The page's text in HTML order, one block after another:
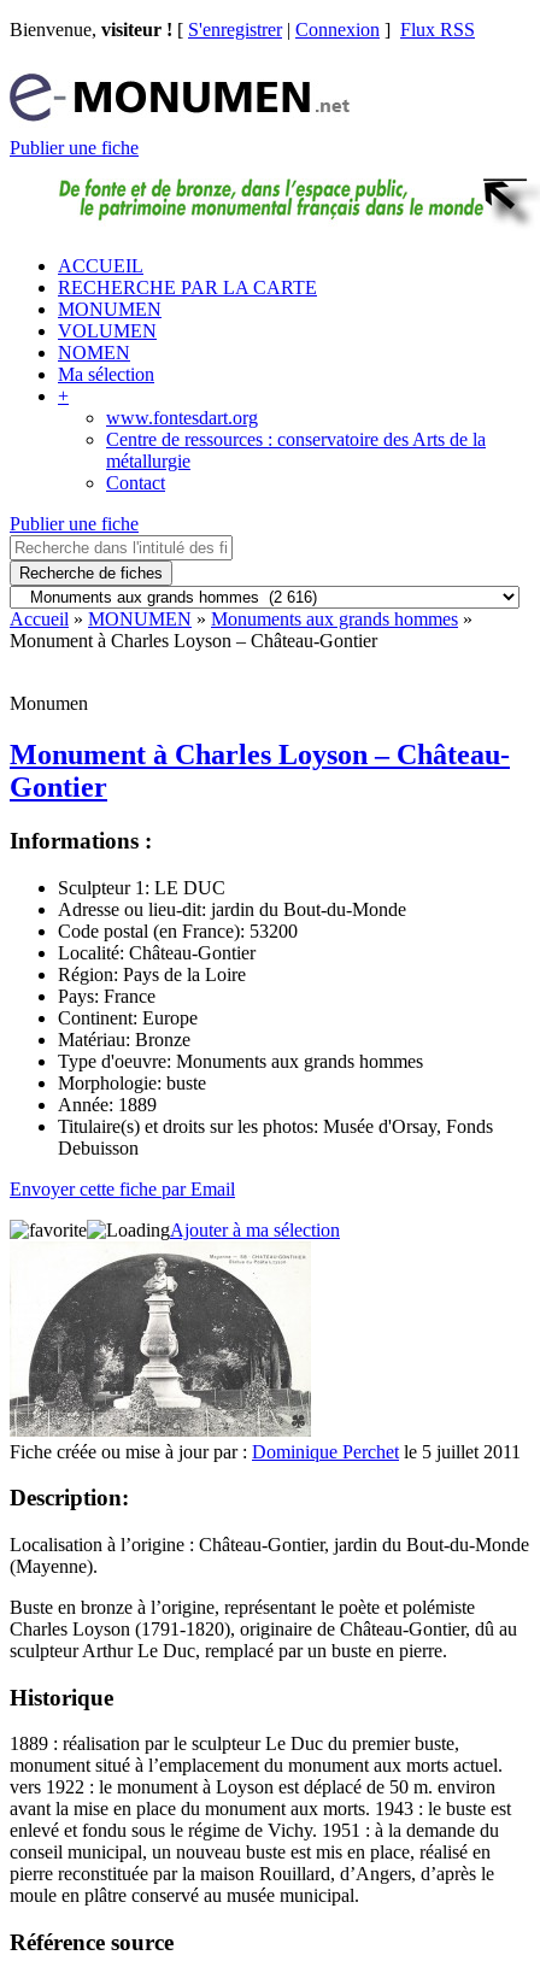
Bienvenue, visiteur ! [ S'enregistrer| Connexion ] Flux RSS
Publier une fiche
ACCUEIL
RECHERCHE PAR LA CARTE
MONUMEN
VOLUMEN
NOMEN
Ma sélection
+
www.fontesdart.org
Centre de ressources : conservatoire des Arts de la
métallurgie
Contact
Publier une fiche
Recherche de fiches
Accueil » MONUMEN » Monuments aux grands hommes »
Monument à Charles Loyson – Château-Gontier
Monumen
Monument à Charles Loyson – Château-
Gontier
Informations :
Sculpteur 1: LE DUC
Adresse ou lieu-dit: jardin du Bout-du-Monde
Code postal (en France): 53200
Localité: Château-Gontier
Région: Pays de la Loire
Pays: France
Continent: Europe
Matériau: Bronze
Type d'oeuvre: Monuments aux grands hommes
Morphologie: buste
Année: 1889
Titulaire(s) et droits sur les photos: Musée d'Orsay, Fonds
Debuisson
Envoyer cette fiche par Email
Ajouter à ma sélection
Fiche créée ou mise à jour par : Dominique Perchet le 5 juillet 2011
Description:
Localisation à l’origine : Château-Gontier, jardin du Bout-du-Monde
(Mayenne).
Buste en bronze à l’origine, représentant le poète et polémiste
Charles Loyson (1791-1820), originaire de Château-Gontier, dû au
sculpteur Arthur Le Duc, remplacé par un buste en pierre.
Historique
1889 : réalisation par le sculpteur Le Duc du premier buste,
monument situé à l’emplacement du monument aux morts actuel.
vers 1922 : le monument à Loyson est déplacé de 50 m. environ
avant la mise en place du monument aux morts. 1943 : le buste est
enlevé et fondu sous le régime de Vichy. 1951 : à la demande du
conseil municipal, un nouveau buste est mis en place, réalisé en
pierre reconstituée par la maison Rouillard, d’Angers, d’après le
moule en plâtre conservé au musée municipal.
Référence source